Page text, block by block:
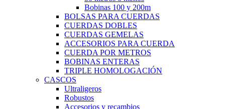
Bobinas 100 y 200m
BOLSAS PARA CUERDAS
CUERDAS DOBLES
CUERDAS GEMELAS
ACCESORIOS PARA CUERDA
CUERDA POR METROS
BOBINAS ENTERAS
TRIPLE HOMOLOGACIÓN
CASCOS
Ultraligeros
Robustos
Accesorios y recambios